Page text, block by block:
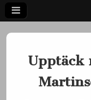
Ett författarskap
Upptäck